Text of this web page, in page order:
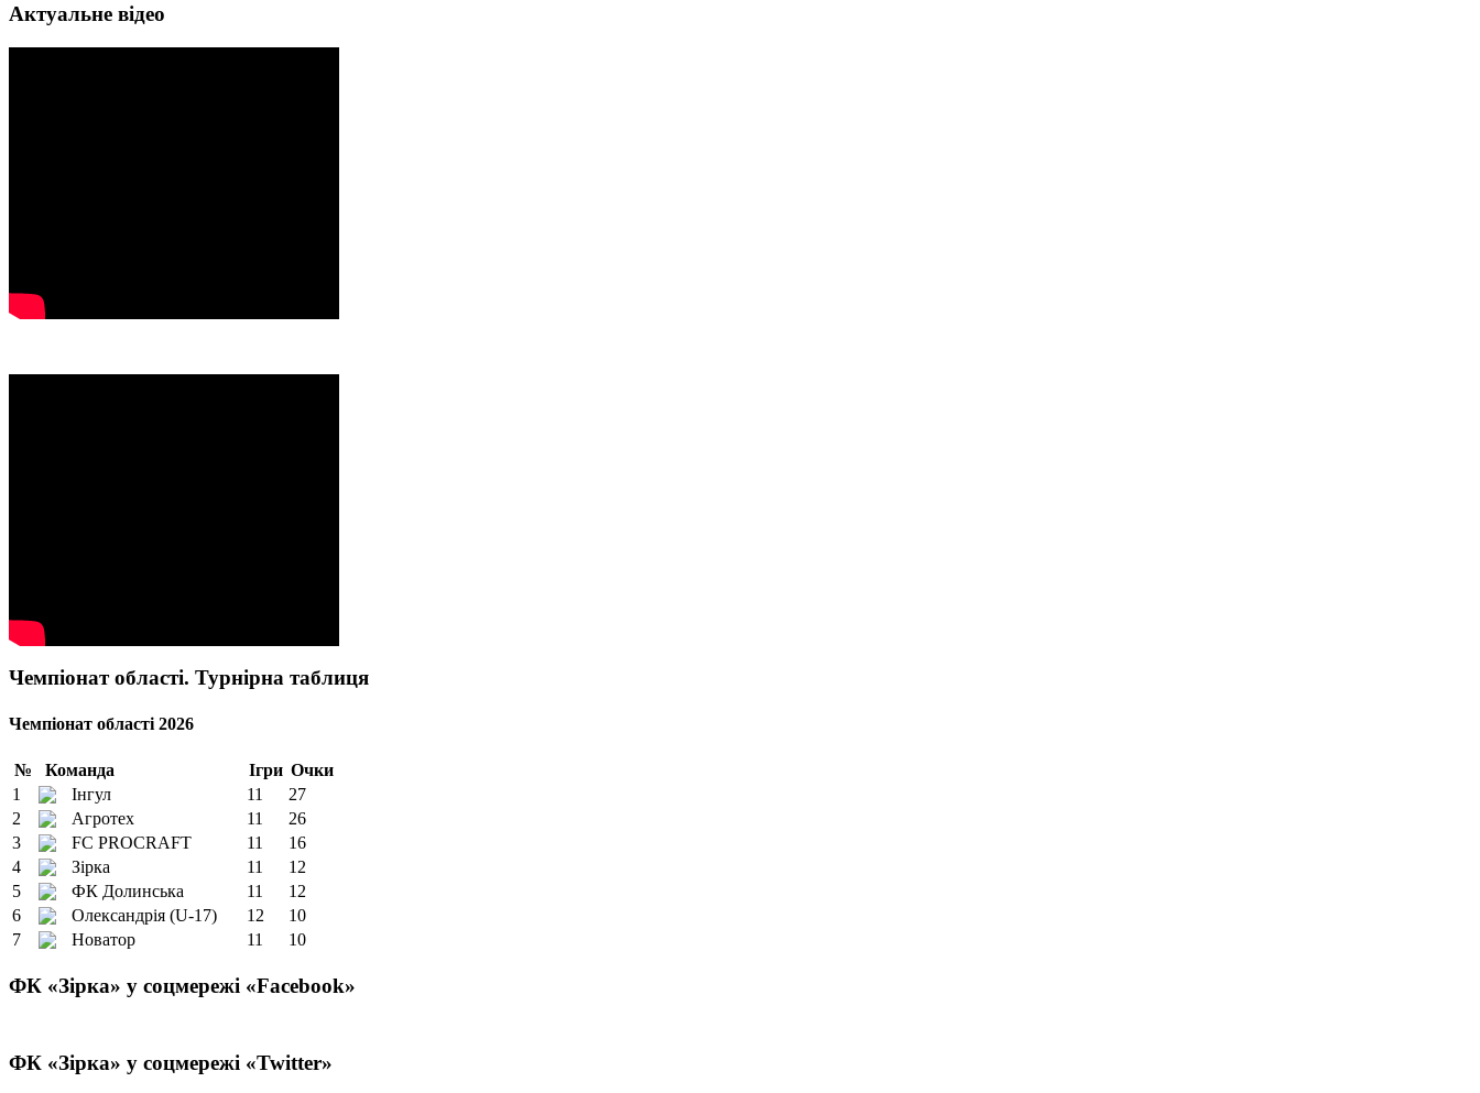
Актуальне відео
Чемпіонат області. Турнірна таблиця
Чемпіонат області 2026
№ Команда Ігри Очки
1
Інгул 11
27
2
Агротех 11
26
3
FC PROCRAFT 11
16
4
Зірка 11
12
5
ФК Долинська 11
12
6
Олександрія (U-17) 12
10
7
Новатор 11 10
ФК «Зірка» у соцмережі «Facebook»
ФК «Зірка» у соцмережі «Twitter»